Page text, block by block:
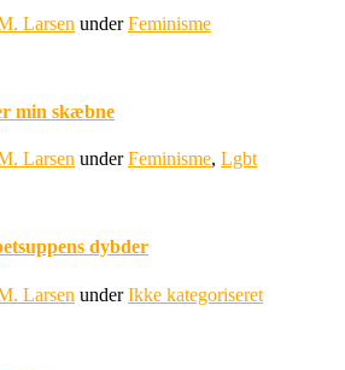
Larsen underFeminisme
min skæbne
Larsen underFeminisme, Lgbt
dybder
Larsen underIkke kategoriseret